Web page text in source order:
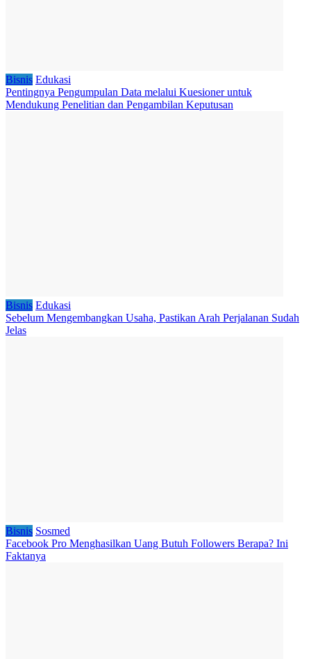
Bisnis Edukasi
Pentingnya Pengumpulan Data melalui Kuesioner untuk
Mendukung Penelitian dan Pengambilan Keputusan
Bisnis Edukasi
Sebelum Mengembangkan Usaha, Pastikan Arah Perjalanan Sudah
Jelas
Bisnis Sosmed
Facebook Pro Menghasilkan Uang Butuh Followers Berapa? Ini
Faktanya